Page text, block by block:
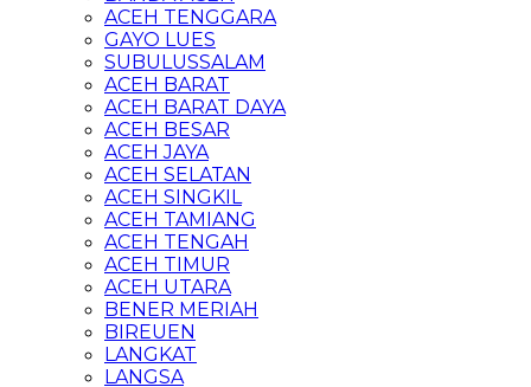
ACEH TENGGARA
GAYO LUES
SUBULUSSALAM
ACEH BARAT
ACEH BARAT DAYA
ACEH BESAR
ACEH JAYA
ACEH SELATAN
ACEH SINGKIL
ACEH TAMIANG
ACEH TENGAH
ACEH TIMUR
ACEH UTARA
BENER MERIAH
BIREUEN
LANGKAT
LANGSA